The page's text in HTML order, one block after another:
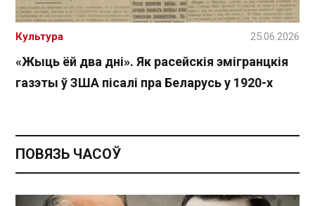
«Жыць ёй два дні». Як расейскія эмігранцкія
газэты ў ЗША пісалі пра Беларусь у 1920-х
Культура 25.06.2026
ПОВЯЗЬ ЧАСОЎ